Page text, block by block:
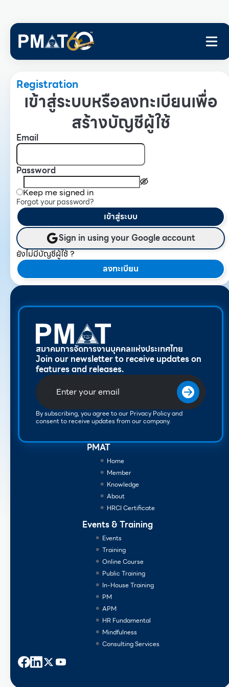
Registration
เข้าสู่ระบบหรือลงทะเบียนเพื่อ
สร้างบัญชีผู้ใช้
Email
Password
Keep me signed in
Forgot your password?
เข้าสู่ระบบ
Sign in using your Google account
ยังไม่มีบัญชีผู้ใช้ ?
ลงทะเบียน
สมาคมการจัดการงานบุคคลแห่งประเทศไทย
Join our newsletter to receive updates on
features and releases.
By subscribing, you agree to our Privacy Policy and
consent to receive updates from our company.
PMAT
Home
Member
Knowledge
About
HRCI Certificate
Events & Training
Events
Training
Online Course
Public Training
In-House Training
PM
APM
HR Fundamental
Mindfulness
Consulting Services